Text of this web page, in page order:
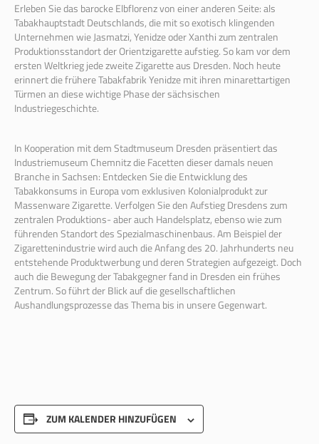
Erleben Sie das barocke Elbflorenz von einer anderen Seite: als
Tabakhauptstadt Deutschlands, die mit so exotisch klingenden
Unternehmen wie Jasmatzi, Yenidze oder Xanthi zum zentralen
Produktionsstandort der Orientzigarette aufstieg. So kam vor dem
ersten Weltkrieg jede zweite Zigarette aus Dresden. Noch heute
erinnert die frühere Tabakfabrik Yenidze mit ihren minarettartigen
Türmen an diese wichtige Phase der sächsischen
Industriegeschichte.
In Kooperation mit dem Stadtmuseum Dresden präsentiert das
Industriemuseum Chemnitz die Facetten dieser damals neuen
Branche in Sachsen: Entdecken Sie die Entwicklung des
Tabakkonsums in Europa vom exklusiven Kolonialprodukt zur
Massenware Zigarette. Verfolgen Sie den Aufstieg Dresdens zum
zentralen Produktions- aber auch Handelsplatz, ebenso wie zum
führenden Standort des Spezialmaschinenbaus. Am Beispiel der
Zigarettenindustrie wird auch die Anfang des 20. Jahrhunderts neu
entstehende Produktwerbung und deren Strategien aufgezeigt. Doch
auch die Bewegung der Tabakgegner fand in Dresden ein frühes
Zentrum. So führt der Blick auf die gesellschaftlichen
Aushandlungsprozesse das Thema bis in unsere Gegenwart.
ZUM KALENDER HINZUFÜGEN